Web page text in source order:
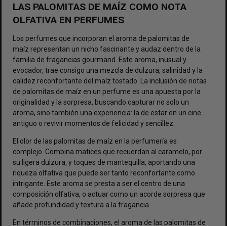
LAS PALOMITAS DE MAÍZ COMO NOTA
OLFATIVA EN PERFUMES
Los perfumes que incorporan el aroma de palomitas de
maíz representan un nicho fascinante y audaz dentro de la
familia de fragancias gourmand. Este aroma, inusual y
evocador, trae consigo una mezcla de dulzura, salinidad y la
calidez reconfortante del maíz tostado. La inclusión de notas
de palomitas de maíz en un perfume es una apuesta por la
originalidad y la sorpresa, buscando capturar no solo un
aroma, sino también una experiencia: la de estar en un cine
antiguo o revivir momentos de felicidad y sencillez.
El olor de las palomitas de maíz en la perfumería es
complejo. Combina matices que recuerdan al caramelo, por
su ligera dulzura, y toques de mantequilla, aportando una
riqueza olfativa que puede ser tanto reconfortante como
intrigante. Este aroma se presta a ser el centro de una
composición olfativa, o actuar como un acorde sorpresa que
añade profundidad y textura a la fragancia.
En términos de combinaciones, el aroma de las palomitas de